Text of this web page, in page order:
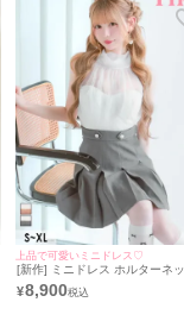
上品で可愛いミニドレス♡
[新作] ミニドレス ホルターネ
谷間 シースルー ベルト付き 背
せ チュール バックリボン プリ
¥8,900